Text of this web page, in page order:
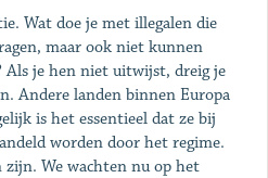
Wat doe je met illegalen die
maar ook niet kunnen
Als je hen niet uitwijst, dreig je
Andere landen binnen Europa
is het essentieel dat ze bij
worden door het regime.
zijn. We wachten nu op het